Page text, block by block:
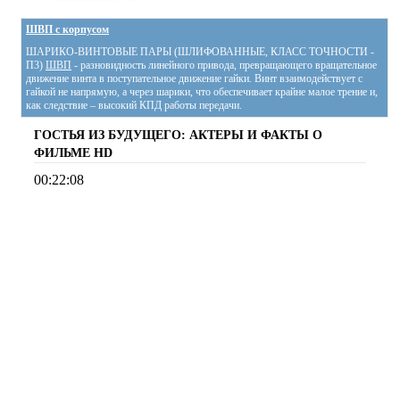
ШВП с корпусом
ШАРИКО-ВИНТОВЫЕ ПАРЫ (ШЛИФОВАННЫЕ, КЛАСС ТОЧНОСТИ -
П3) ШВП - разновидность линейного привода, превращающего вращательное
движение винта в поступательное движение гайки. Винт взаимодействует с
гайкой не напрямую, а через шарики, что обеспечивает крайне малое трение и,
как следствие – высокий КПД работы передачи.
ГОСТЬЯ ИЗ БУДУЩЕГО: АКТЕРЫ И ФАКТЫ О
ФИЛЬМЕ HD
00:22:08